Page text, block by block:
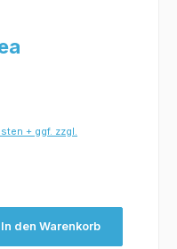
+ ggf. zzgl.
In den Warenkorb